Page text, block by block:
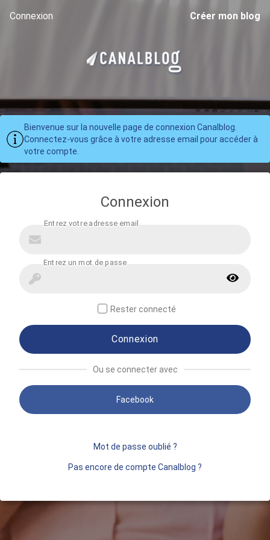
Connexion Créer mon blog
Bienvenue sur la nouvelle page de connexion Canalblog.
Connectez-vous grâce à votre adresse email pour accéder à
votre compte.
Connexion
Rester connecté
Connexion
Ou se connecter avec
Facebook
Mot de passe oublié ?
Pas encore de compte Canalblog ?